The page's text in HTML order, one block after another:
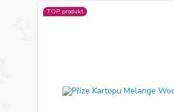
TOP produkt